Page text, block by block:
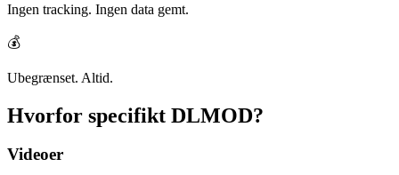
Ingen tracking. Ingen data gemt.
💰
Ubegrænset. Altid.
Hvorfor specifikt DLMOD?
Videoer